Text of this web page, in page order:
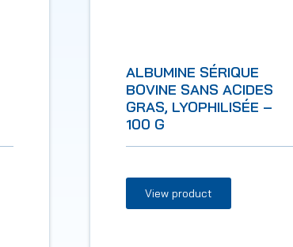
ALBUMINE SÉRIQUE
BOVINE SANS ACIDES
GRAS, LYOPHILISÉE –
100 G
View product